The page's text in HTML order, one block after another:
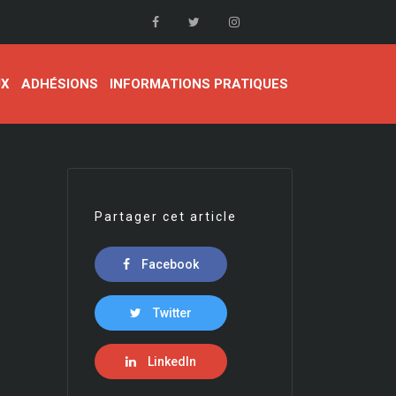
ADHÉSIONS INFORMATIONS PRATIQUES
Partager cet article
Facebook
Twitter
LinkedIn